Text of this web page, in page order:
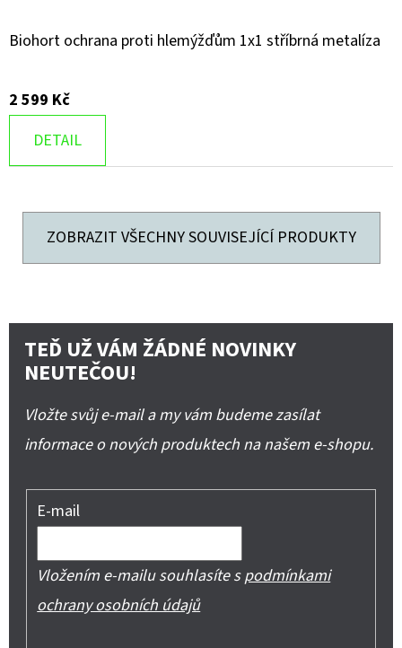
Biohort ochrana proti hlemýžďům 1x1 stříbrná metalíza
2 599 Kč
DETAIL
ZOBRAZIT VŠECHNY SOUVISEJÍCÍ PRODUKTY
TEĎ UŽ VÁM ŽÁDNÉ NOVINKY
NEUTEČOU!
Vložte svůj e-mail a my vám budeme zasílat
informace o nových produktech na našem e-shopu.
E-mail
Vložením e-mailu souhlasíte spodmínkami
ochrany osobních údajů